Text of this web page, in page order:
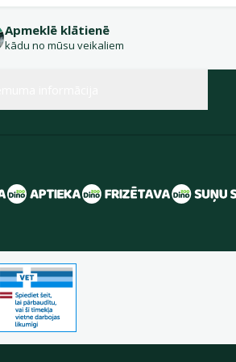
Apmeklē klātienē
kādu no mūsu veikaliem